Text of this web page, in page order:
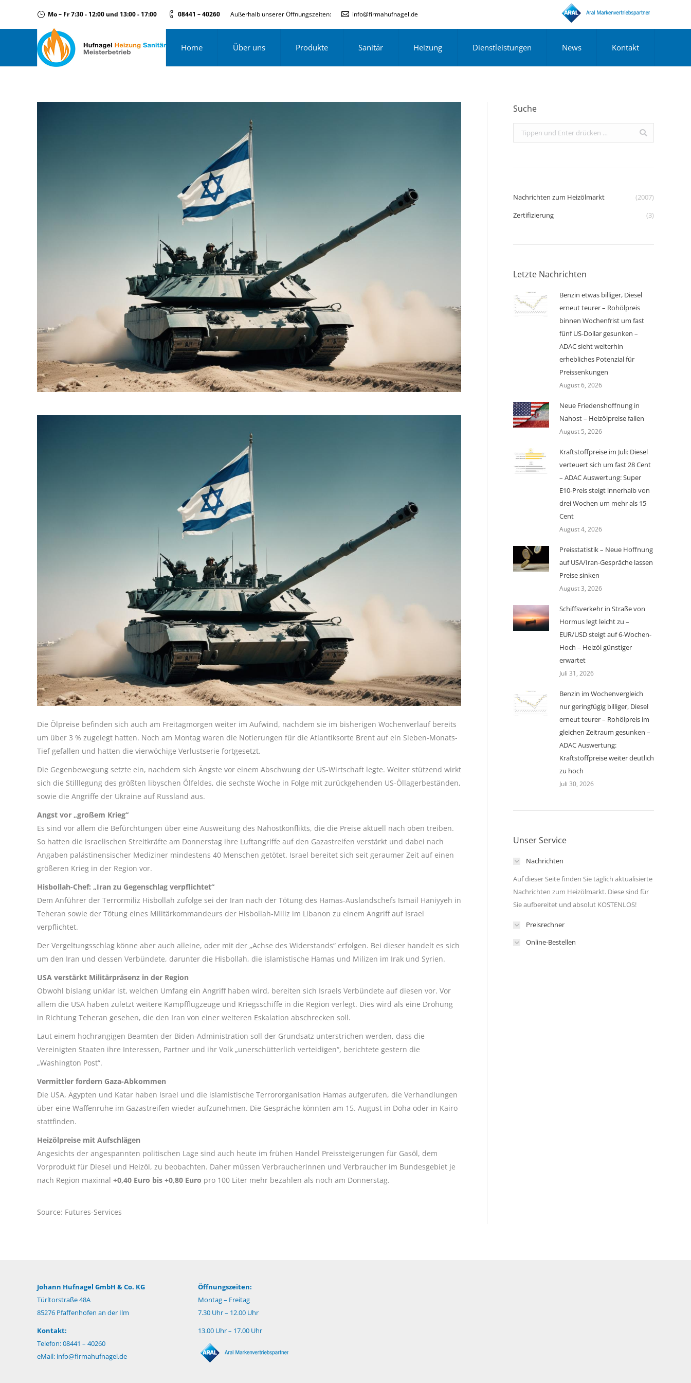
Mo – Fr 7:30 - 12:00 und 13:00 - 17:00 08441 – 40260 Außerhalb unserer Öffnungszeiten: info@firmahufnagel.de
Home Über uns Produkte Sanitär Heizung Dienstleistungen News Kontakt
Die Ölpreise befinden sich auch am Freitagmorgen weiter im Aufwind, nachdem sie im bisherigen Wochenverlauf bereits
um über 3 % zugelegt hatten. Noch am Montag waren die Notierungen für die Atlantiksorte Brent auf ein Sieben-Monats-
Tief gefallen und hatten die vierwöchige Verlustserie fortgesetzt.
Die Gegenbewegung setzte ein, nachdem sich Ängste vor einem Abschwung der US-Wirtschaft legte. Weiter stützend wirkt
sich die Stilllegung des größten libyschen Ölfeldes, die sechste Woche in Folge mit zurückgehenden US-Öllagerbeständen,
sowie die Angriffe der Ukraine auf Russland aus.
Angst vor „großem Krieg“
Es sind vor allem die Befürchtungen über eine Ausweitung des Nahostkonflikts, die die Preise aktuell nach oben treiben.
So hatten die israelischen Streitkräfte am Donnerstag ihre Luftangriffe auf den Gazastreifen verstärkt und dabei nach
Angaben palästinensischer Mediziner mindestens 40 Menschen getötet. Israel bereitet sich seit geraumer Zeit auf einen
größeren Krieg in der Region vor.
Hisbollah-Chef: „Iran zu Gegenschlag verpflichtet“
Dem Anführer der Terrormiliz Hisbollah zufolge sei der Iran nach der Tötung des Hamas-Auslandschefs Ismail Haniyyeh in
Teheran sowie der Tötung eines Militärkommandeurs der Hisbollah-Miliz im Libanon zu einem Angriff auf Israel
verpflichtet.
Der Vergeltungsschlag könne aber auch alleine, oder mit der „Achse des Widerstands“ erfolgen. Bei dieser handelt es sich
um den Iran und dessen Verbündete, darunter die Hisbollah, die islamistische Hamas und Milizen im Irak und Syrien.
USA verstärkt Militärpräsenz in der Region
Obwohl bislang unklar ist, welchen Umfang ein Angriff haben wird, bereiten sich Israels Verbündete auf diesen vor. Vor
allem die USA haben zuletzt weitere Kampfflugzeuge und Kriegsschiffe in die Region verlegt. Dies wird als eine Drohung
in Richtung Teheran gesehen, die den Iran von einer weiteren Eskalation abschrecken soll.
Laut einem hochrangigen Beamten der Biden-Administration soll der Grundsatz unterstrichen werden, dass die
Vereinigten Staaten ihre Interessen, Partner und ihr Volk „unerschütterlich verteidigen“, berichtete gestern die
„Washington Post“.
Vermittler fordern Gaza-Abkommen
Die USA, Ägypten und Katar haben Israel und die islamistische Terrororganisation Hamas aufgerufen, die Verhandlungen
über eine Waffenruhe im Gazastreifen wieder aufzunehmen. Die Gespräche könnten am 15. August in Doha oder in Kairo
stattfinden.
Heizölpreise mit Aufschlägen
Angesichts der angespannten politischen Lage sind auch heute im frühen Handel Preissteigerungen für Gasöl, dem
Vorprodukt für Diesel und Heizöl, zu beobachten. Daher müssen Verbraucherinnen und Verbraucher im Bundesgebiet je
nach Region maximal +0,40 Euro bis +0,80 Euro pro 100 Liter mehr bezahlen als noch am Donnerstag.
Source: Futures-Services
Suche
Search:
Nachrichten zum Heizölmarkt
(2007)
Zertifizierung
(3)
Letzte Nachrichten
Benzin etwas billiger, Diesel
erneut teurer – Rohölpreis
binnen Wochenfrist um fast
fünf US-Dollar gesunken –
ADAC sieht weiterhin
erhebliches Potenzial für
Preissenkungen
August 6, 2026
Neue Friedenshoffnung in
Nahost – Heizölpreise fallen
August 5, 2026
Kraftstoffpreise im Juli: Diesel
verteuert sich um fast 28 Cent
– ADAC Auswertung: Super
E10-Preis steigt innerhalb von
drei Wochen um mehr als 15
Cent
August 4, 2026
Preisstatistik – Neue Hoffnung
auf USA/Iran-Gespräche lassen
Preise sinken
August 3, 2026
Schiffsverkehr in Straße von
Hormus legt leicht zu –
EUR/USD steigt auf 6-Wochen-
Hoch – Heizöl günstiger
erwartet
Juli 31, 2026
Benzin im Wochenvergleich
nur geringfügig billiger, Diesel
erneut teurer – Rohölpreis im
gleichen Zeitraum gesunken –
ADAC Auswertung:
Kraftstoffpreise weiter deutlich
zu hoch
Juli 30, 2026
Unser Service
Nachrichten
Auf dieser Seite finden Sie täglich aktualisierte
Nachrichten zum Heizölmarkt. Diese sind für
Sie aufbereitet und absolut KOSTENLOS!
Preisrechner
Online-Bestellen
Johann Hufnagel GmbH & Co. KG
Türltorstraße 48A
85276 Pfaffenhofen an der Ilm
Kontakt:
Telefon: 08441 – 40260
eMail: info@firmahufnagel.de
Öffnungszeiten:
Montag – Freitag
7.30 Uhr – 12.00 Uhr
13.00 Uhr – 17.00 Uhr